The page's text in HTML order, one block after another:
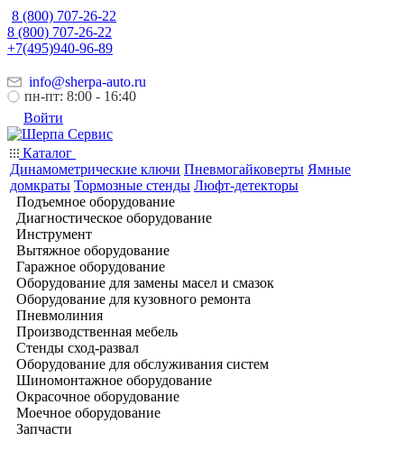
8 (800) 707-26-22
8 (800) 707-26-22
+7(495)940-96-89
info@sherpa-auto.ru
пн-пт: 8:00 - 16:40
Войти
Каталог
Динамометрические ключи Пневмогайковерты Ямные
домкраты Тормозные стенды Люфт-детекторы
Подъемное оборудование
Диагностическое оборудование
Инструмент
Вытяжное оборудование
Гаражное оборудование
Оборудование для замены масел и смазок
Оборудование для кузовного ремонта
Пневмолиния
Производственная мебель
Стенды сход-развал
Оборудование для обслуживания систем
Шиномонтажное оборудование
Окрасочное оборудование
Моечное оборудование
Запчасти